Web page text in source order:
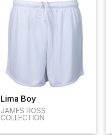
Lima Boy
JAMES ROSS
COLLECTION